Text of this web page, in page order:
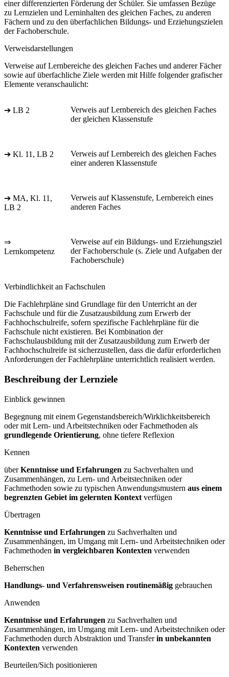
einer differenzierten Förderung der Schüler. Sie umfassen Bezüge
zu Lernzielen und Lerninhalten des gleichen Faches, zu anderen
Fächern und zu den überfachlichen Bildungs- und Erziehungszielen
der Fachoberschule.
Verweisdarstellungen
Verweise auf Lernbereiche des gleichen Faches und anderer Fächer
sowie auf überfachliche Ziele werden mit Hilfe folgender grafischer
Elemente veranschaulicht:
➔ LB 2
Verweis auf Lernbereich des gleichen Faches
der gleichen Klassenstufe
➔ Kl. 11, LB 2
Verweis auf Lernbereich des gleichen Faches
einer anderen Klassenstufe
➔ MA, Kl. 11,
LB 2
Verweis auf Klassenstufe, Lernbereich eines
anderen Faches
⇒
Lernkompetenz
Verweise auf ein Bildungs- und Erziehungsziel
der Fachoberschule (s. Ziele und Aufgaben der
Fachoberschule)
Verbindlichkeit an Fachschulen
Die Fachlehrpläne sind Grundlage für den Unterricht an der
Fachschule und für die Zusatzausbildung zum Erwerb der
Fachhochschulreife, sofern spezifische Fachlehrpläne für die
Fachschule nicht existieren. Bei Kombination der
Fachschulausbildung mit der Zusatzausbildung zum Erwerb der
Fachhochschulreife ist sicherzustellen, dass die dafür erforderlichen
Anforderungen der Fachlehrpläne unterrichtlich realisiert werden.
Beschreibung der Lernziele
Einblick gewinnen
Begegnung mit einem Gegenstandsbereich/Wirklichkeitsbereich
oder mit Lern- und Arbeitstechniken oder Fachmethoden als
grundlegende Orientierung, ohne tiefere Reflexion
Kennen
überKenntnisse und Erfahrungen zu Sachverhalten und
Zusammenhängen, zu Lern- und Arbeitstechniken oder
Fachmethoden sowie zu typischen Anwendungsmustern aus einem
begrenzten Gebiet im gelernten Kontext verfügen
Übertragen
Kenntnisse und Erfahrungen zu Sachverhalten und
Zusammenhängen, im Umgang mit Lern- und Arbeitstechniken oder
Fachmethoden in vergleichbaren Kontexten verwenden
Beherrschen
Handlungs- und Verfahrensweisen routinemäßig gebrauchen
Anwenden
Kenntnisse und Erfahrungen zu Sachverhalten und
Zusammenhängen, im Umgang mit Lern- und Arbeitstechniken oder
Fachmethoden durch Abstraktion und Transferin unbekannten
Kontexten verwenden
Beurteilen/Sich positionieren